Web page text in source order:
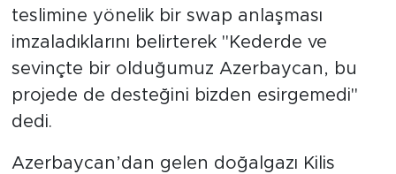
teslimine yönelik bir swap anlaşması
imzaladıklarını belirterek "Kederde ve
sevinçte bir olduğumuz Azerbaycan, bu
projede de desteğini bizden esirgemedi"
dedi.
Azerbaycan’dan gelen doğalgazı Kilis